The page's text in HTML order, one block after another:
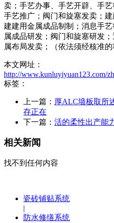
卖；手艺办事、手艺开辟、手
手艺推广；阀门和旋塞发卖；
建建用金属成品制制；消息手
属成品研发；阀门和旋塞研发
属布局发卖；（依法须经核准
本文网址：
http://www.kunluyiyuan123.com/
标签：
上一篇： 厚ALC墙板取所
存正在
下一篇： 活的柔性出产能
相关新闻
找不到任何内容
瓷砖铺贴系统
|
防水修缮系统